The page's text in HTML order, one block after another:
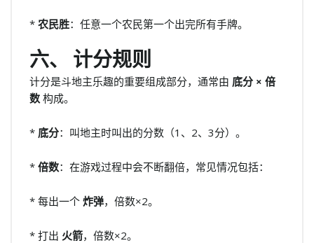
* 农民胜：任意一个农民第一个出完所有手牌。
六、 计分规则
计分是斗地主乐趣的重要组成部分，通常由 底分 × 倍
数 构成。
* 底分：叫地主时叫出的分数（1、2、3分）。
* 倍数：在游戏过程中会不断翻倍，常见情况包括：
* 每出一个 炸弹，倍数×2。
* 打出 火箭，倍数×2。